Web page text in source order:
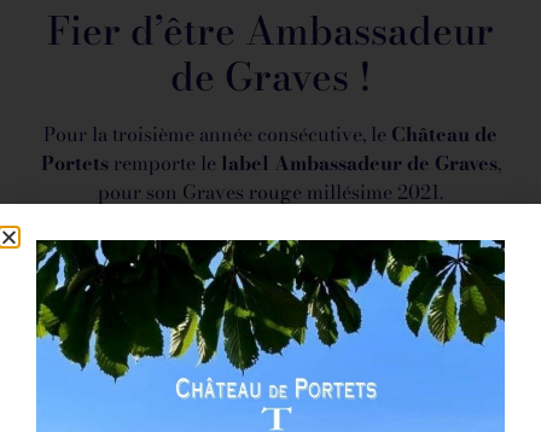
Fier d’être Ambassadeur
de Graves !
Pour la troisième année consécutive, le Château de
Portetsremporte le label Ambassadeur de Graves,
pour son Graves rouge millésime 2021.
Cette distinction qui a l’ambition de valoriser des
vins témoignant du savoir-faire et de l’exigence des
vignerons de l’appellation, constitue une démarche
d’excellence unique en France
Quel sont les critères pour êtreunAmbassadeur de
Graves